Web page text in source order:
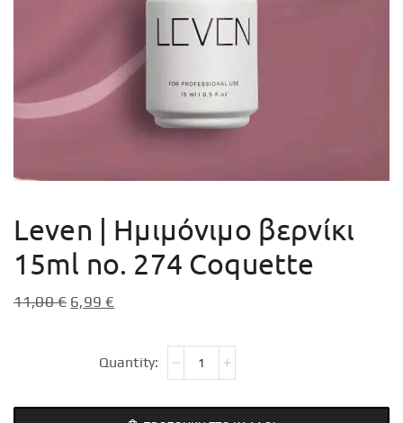
Leven | Ημιμόνιμο βερνίκι
15ml no. 274 Coquette
11,00€ 6,99€